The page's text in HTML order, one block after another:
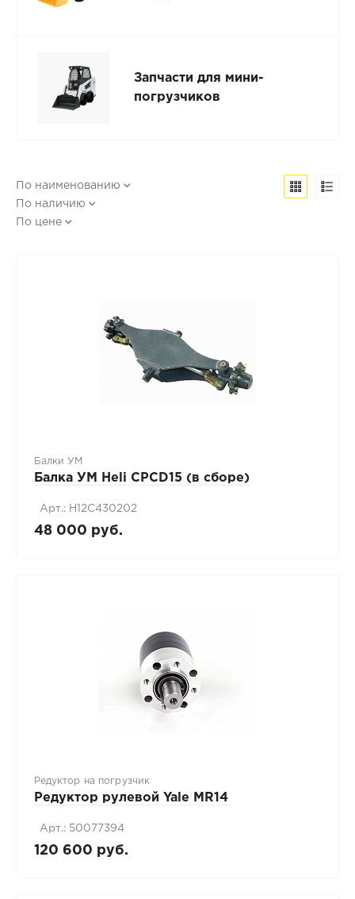
Запчасти для мини-
погрузчиков
По наименованию
По наличию
По цене
Балки УМ
Балка УМ Heli CPCD15 (в сборе)
Арт.: H12C430202
48 000 руб.
Редуктор на погрузчик
Редуктор рулевой Yale MR14
Арт.: 50077394
120 600 руб.